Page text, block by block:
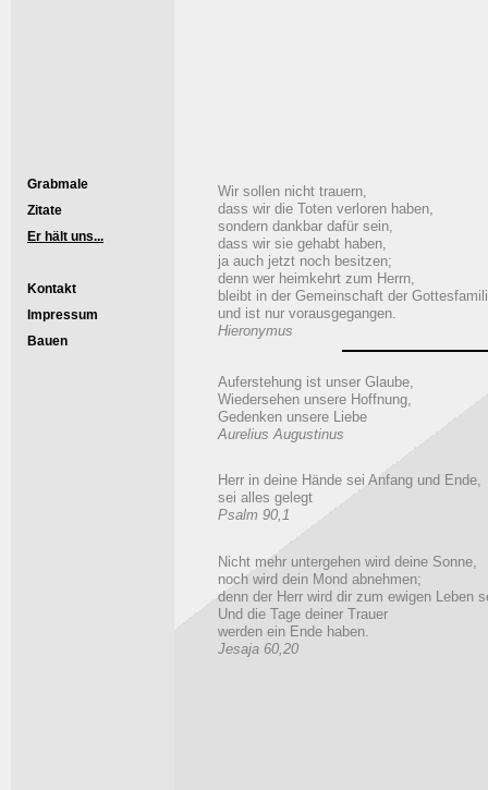
Grabmale
Zitate
Er hält uns...
Kontakt
Impressum
Bauen
Wir sollen nicht trauern,
dass wir die Toten verloren haben,
sondern dankbar dafür sein,
dass wir sie gehabt haben,
ja auch jetzt noch besitzen;
denn wer heimkehrt zum Herrn,
bleibt in der Gemeinschaft der
und ist nur vorausgegangen.
Hieronymus
Auferstehung ist unser Glaube,
Wiedersehen unsere Hoffnung,
Gedenken unsere Liebe
Aurelius Augustinus
Herr in deine Hände sei Anfang und Ende,
sei alles gelegt
Psalm 90,1
Nicht mehr untergehen wird deine Sonne,
noch wird dein Mond abnehmen;
denn der Herr wird dir zum ewigen Leben
Und die Tage deiner Trauer
werden ein Ende haben.
Jesaja 60,20